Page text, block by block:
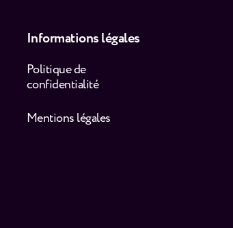
Informations légales
Politique de
confidentialité
Mentions légales